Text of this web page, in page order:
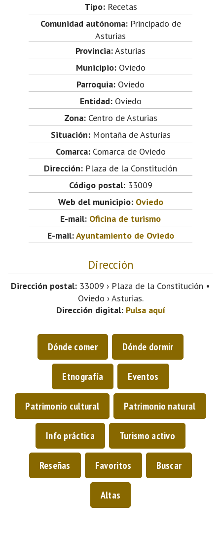
Tipo:Recetas
Comunidad autónoma:Principado de
Asturias
Provincia:Asturias
Municipio:Oviedo
Parroquia: Oviedo
Entidad:Oviedo
Zona:Centro de Asturias
Situación:Montaña de Asturias
Comarca:Comarca de Oviedo
Dirección: Plaza de la Constitución
Código postal:33009
Web del municipio: Oviedo
E-mail: Oficina de turismo
E-mail:Ayuntamiento de Oviedo
Dirección
Dirección postal: 33009 › Plaza de la Constitución •
Oviedo › Asturias.
Dirección digital: Pulsa aquí
Dónde comer Dónde dormir
Etnografía Eventos
Patrimonio cultural Patrimonio natural
Info práctica Turismo activo
Reseñas Favoritos Buscar
Altas